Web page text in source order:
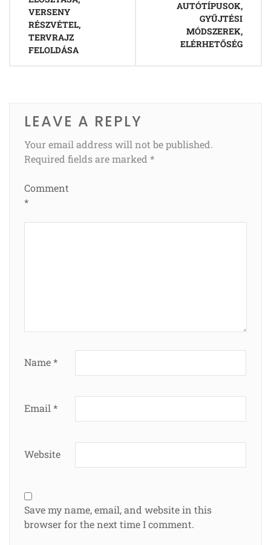
VERSENY
RÉSZVÉTEL,
TERVRAJZ
FELOLDÁSA
AUTÓTÍPUSOK,
GYŰJTÉSI
MÓDSZEREK,
ELÉRHETŐSÉG
LEAVE A REPLY
Your email address will not be published.
Required fields are marked *
Comment
*
Name*
Email *
Website
Save my name, email, and website in this
browser for the next time I comment.